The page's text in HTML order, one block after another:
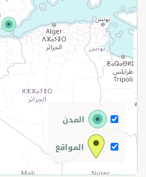
المدن
المواقع